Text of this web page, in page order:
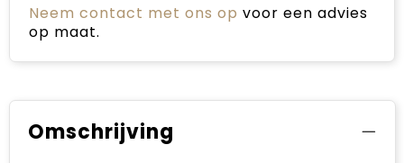
Neem contact met ons op voor een advies
op maat.
Omschrijving